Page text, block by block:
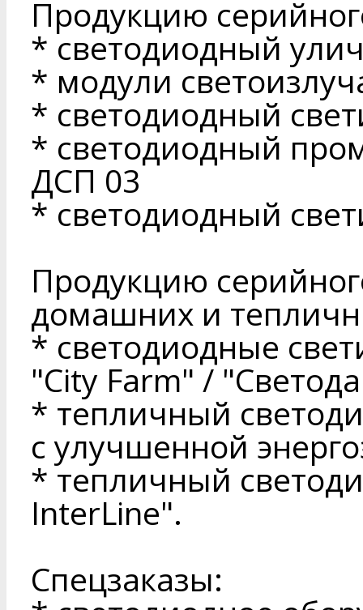
Продукцию
* светодиодный
* модули
* светодиодный
* светодиодный
ДСП 03
* светодиодный
Продукцию
домашних и
* светодиодные
"City Farm" /
* тепличный
с улучшенной
* тепличный
InterLine".
Спецзаказы: